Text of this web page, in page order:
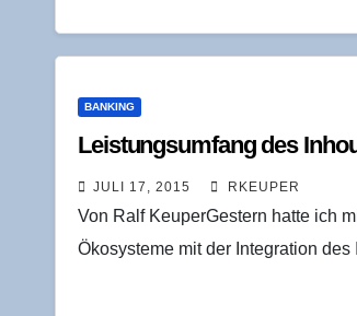
BANKING
Leis­tungs­um­fang des
JULI 17, 2015 RKEUPER
Von Ralf KeuperGestern hatte ich
Ökosysteme mit der Integration